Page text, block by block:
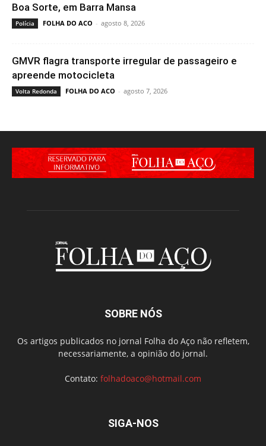
Boa Sorte, em Barra Mansa
Polícia FOLHA DO ACO - agosto 8, 2026
GMVR flagra transporte irregular de passageiro e
apreende motocicleta
Volta Redonda FOLHA DO ACO - agosto 7, 2026
SOBRE NÓS
Os artigos publicados no jornal Folha do Aço não refletem,
necessariamente, a opinião do jornal.
Contato: folhadoaco@hotmail.com
SIGA-NOS